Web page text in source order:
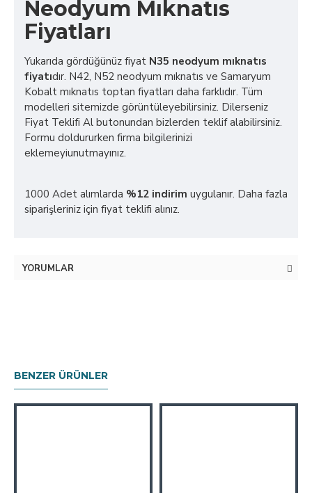
Neodyum Mıknatıs
Fiyatları
Yukarıda gördüğünüz fiyat N35 neodyum mıknatıs
fiyatıdır. N42, N52 neodyum mıknatıs ve Samaryum
Kobalt mıknatıs toptan fiyatları daha farklıdır. Tüm
modelleri sitemizde görüntüleyebilirsiniz. Dilerseniz
Fiyat Teklifi Al butonundan bizlerden teklif alabilirsiniz.
Formu doldururken firma bilgilerinizi
eklemeyiunutmayınız.
1000 Adet alımlarda %12 indirim uygulanır. Daha fazla
siparişleriniz için fiyat teklifi alınız.
YORUMLAR
BENZER ÜRÜNLER